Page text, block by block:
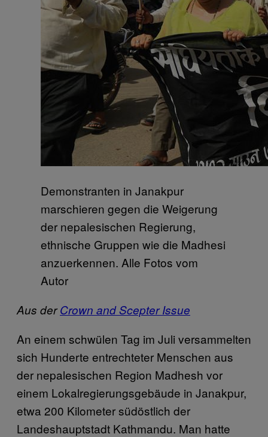
Demonstranten in Janakpur
marschieren gegen die Weigerung
der nepalesischen Regierung,
ethnische Gruppen wie die Madhesi
anzuerkennen. Alle Fotos vom
Autor
Aus derCrown and Scepter Issue
An einem schwülen Tag im Juli versam­melten
sich Hunderte entrechteter Menschen aus
der nepalesischen Region Madhesh vor
einem Lokalregierungsgebäude in Janakpur,
etwa 200 Kilometer südöstlich der
Landeshauptstadt Kathmandu. Man hatte